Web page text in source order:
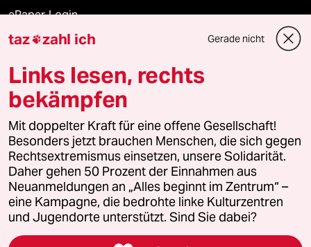
ePaper Login
Downloads für Abonnierende
© 2026 taz Verlags und Vertriebs GmbH
Alle Rechte vorbehalten. Bei rechtlichen Fragen oder für Genehmigungen
wenden Sie sich bitte an lizenzen@taz.de
Feedback Redaktionsstatut Kommune-Richtlinien
Leitlinie Informant Datenschutz Impressum AGB
taz zahl ich Gerade nicht
Links lesen, rechts
bekämpfen
Mit doppelter Kraft für eine offene Gesellschaft!
Besonders jetzt brauchen Menschen, die sich gegen
Rechtsextremismus einsetzen, unsere Solidarität.
Daher gehen 50 Prozent der Einnahmen aus
Neuanmeldungen an „Alles beginnt im Zentrum“ –
eine Kampagne, die bedrohte linke Kulturzentren
und Jugendorte unterstützt. Sind Sie dabei?